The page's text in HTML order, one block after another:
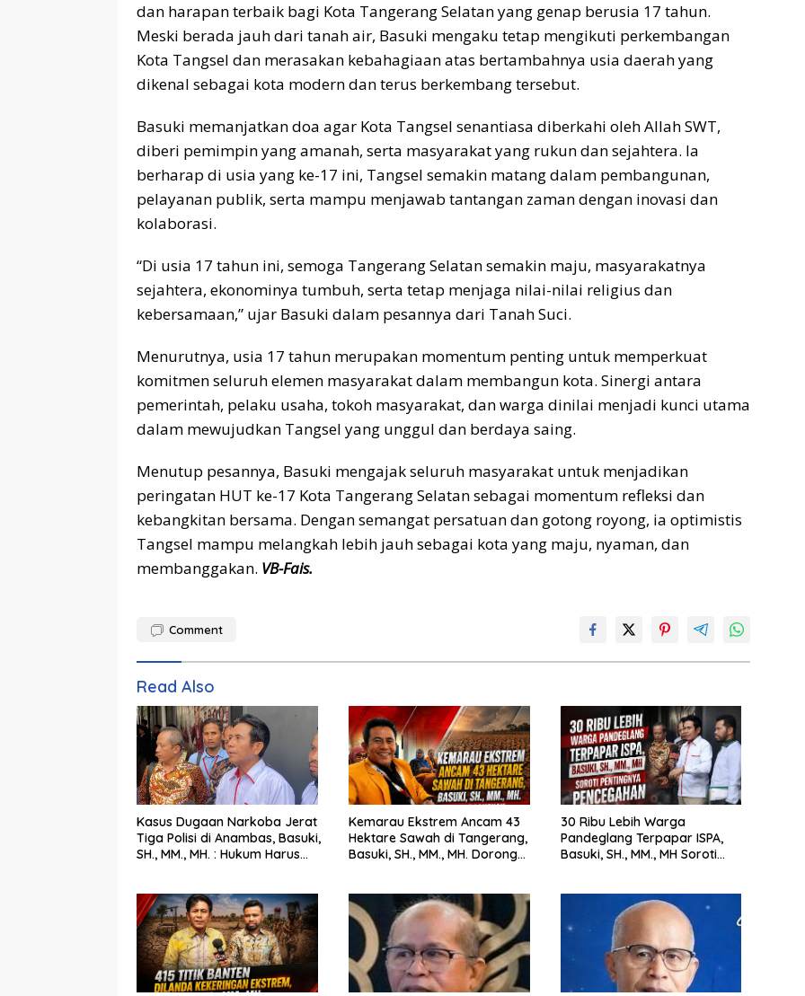
dan harapan terbaik bagi Kota Tangerang Selatan yang genap berusia 17 tahun.
Meski berada jauh dari tanah air, Basuki mengaku tetap mengikuti perkembangan
Kota Tangsel dan merasakan kebahagiaan atas bertambahnya usia daerah yang
dikenal sebagai kota modern dan terus berkembang tersebut.
Basuki memanjatkan doa agar Kota Tangsel senantiasa diberkahi oleh Allah SWT,
diberi pemimpin yang amanah, serta masyarakat yang rukun dan sejahtera. Ia
berharap di usia yang ke-17 ini, Tangsel semakin matang dalam pembangunan,
pelayanan publik, serta mampu menjawab tantangan zaman dengan inovasi dan
kolaborasi.
“Di usia 17 tahun ini, semoga Tangerang Selatan semakin maju, masyarakatnya
sejahtera, ekonominya tumbuh, serta tetap menjaga nilai-nilai religius dan
kebersamaan,” ujar Basuki dalam pesannya dari Tanah Suci.
Menurutnya, usia 17 tahun merupakan momentum penting untuk memperkuat
komitmen seluruh elemen masyarakat dalam membangun kota. Sinergi antara
pemerintah, pelaku usaha, tokoh masyarakat, dan warga dinilai menjadi kunci utama
dalam mewujudkan Tangsel yang unggul dan berdaya saing.
Menutup pesannya, Basuki mengajak seluruh masyarakat untuk menjadikan
peringatan HUT ke-17 Kota Tangerang Selatan sebagai momentum refleksi dan
kebangkitan bersama. Dengan semangat persatuan dan gotong royong, ia optimistis
Tangsel mampu melangkah lebih jauh sebagai kota yang maju, nyaman, dan
membanggakan. VB-Fais.
Comment
Read Also
Kasus Dugaan Narkoba Jerat
Tiga Polisi di Anambas, Basuki,
SH., MM., MH. : Hukum Harus
Kemarau Ekstrem Ancam 43
Hektare Sawah di Tangerang,
Basuki, SH., MM., MH. Dorong
30 Ribu Lebih Warga
Pandeglang Terpapar ISPA,
Basuki, SH., MM., MH Soroti